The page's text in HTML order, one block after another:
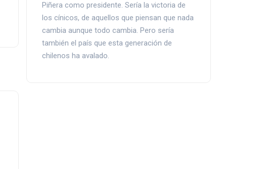
Piñera como presidente. Sería la victoria de
los cínicos, de aquellos que piensan que nada
cambia aunque todo cambia. Pero sería
también el país que esta generación de
chilenos ha avalado.